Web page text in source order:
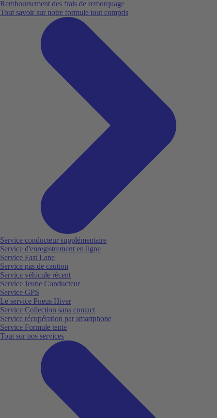
Remboursement des frais de remorquage
Tout savoir sur notre formule tout compris
Service conducteur supplémentaire
Service d'enregistrement en ligne
Service Fast Lane
Service pas de caution
Service véhicule récent
Service Jeune Conducteur
Service GPS
Le service Pneus Hiver
Service Collection sans contact
Service récupération par smartphone
Service Formule tente
Tout sur nos services